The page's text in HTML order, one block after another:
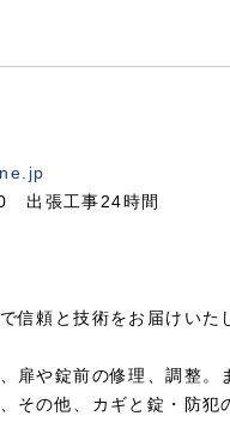
出張工事24時間
信頼と技術をお届けいた
扉や錠前の修理、調整。
その他、カギと錠・防犯